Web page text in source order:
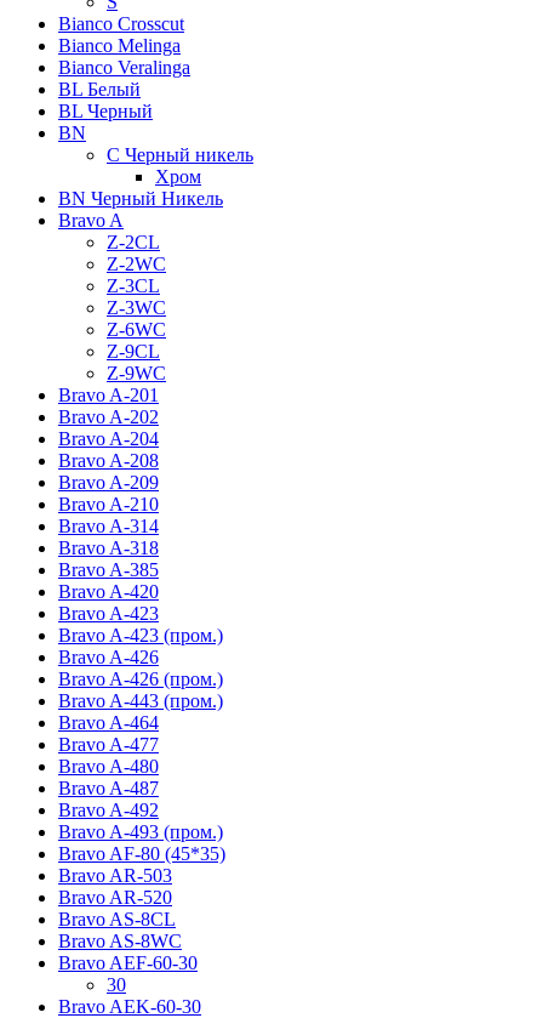
Bianco Crosscut
Bianco Melinga
Bianco Veralinga
BL Белый
BL Черный
BN
C Черный никель
Хром
BN Черный Никель
Bravo A
Z-2CL
Z-2WC
Z-3CL
Z-3WC
Z-6WC
Z-9CL
Z-9WC
Bravo A-201
Bravo A-202
Bravo A-204
Bravo A-208
Bravo A-209
Bravo A-210
Bravo A-314
Bravo A-318
Bravo A-385
Bravo A-420
Bravo A-423
Bravo A-423 (пром.)
Bravo A-426
Bravo A-426 (пром.)
Bravo A-443 (пром.)
Bravo A-464
Bravo A-477
Bravo A-480
Bravo A-487
Bravo A-492
Bravo A-493 (пром.)
Bravo AF-80 (45*35)
Bravo AR-503
Bravo AR-520
Bravo AS-8CL
Bravo AS-8WC
Bravo AЕF-60-30
30
Bravo AЕK-60-30